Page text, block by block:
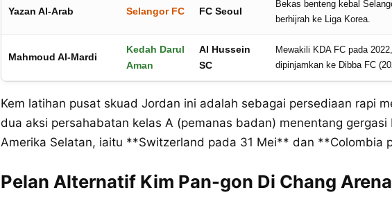
Yazan Al-Arab Selangor FC FC Seoul
Bekas benteng kebal
berhijrah ke Liga Korea.
Mahmoud Al-Mardi
Kedah Darul
Aman
Al Hussein
SC
Mewakili KDA FC pada
dipinjamkan ke Dibba FC
Kem latihan pusat skuad Jordan ini adalah sebagai persediaan rapi
dua aksi persahabatan kelas A (pemanas badan) menentang gergasi
Amerika Selatan, iaitu **Switzerland pada 31 Mei** dan **Colombia
Pelan Alternatif Kim Pan-gon Di Chang Arena